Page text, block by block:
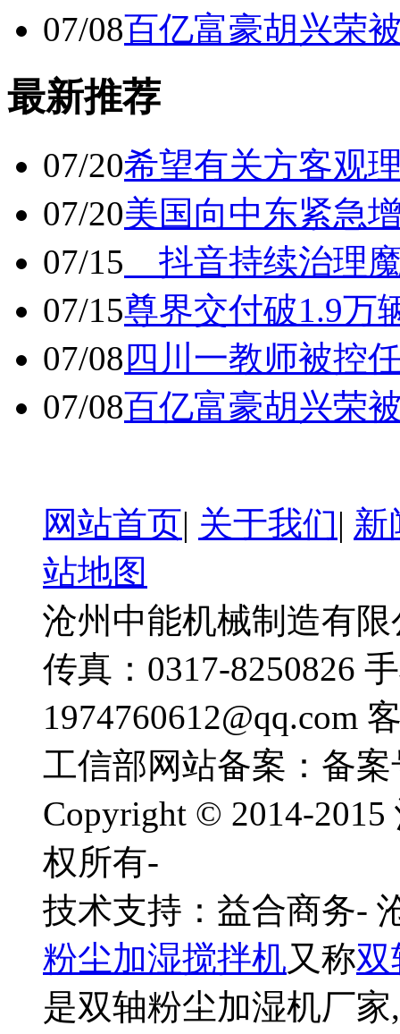
07/08百亿富豪胡兴荣
最新推荐
07/20希望有关方客观
07/20美国向中东紧急
07/15 抖音持续治理
07/15尊界交付破1.9万
07/08 四川一教师被控
07/08百亿富豪胡兴荣
网站首页| 关于我们| 新
站地图
沧州中能机械制造有限
传真：0317-8250826
1974760612@qq.com
工信部网站备案：备案
Copyright © 2014-
权所有-
技术支持：益合商务-
粉尘加湿搅拌机又称双
是双轴粉尘加湿机厂